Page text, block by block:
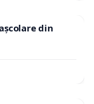
din